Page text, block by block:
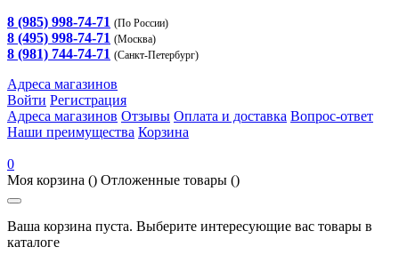
8 (985) 998-74-71 (По России)
8 (495) 998-74-71 (Москва)
8 (981) 744-74-71 (Санкт-Петербург)
Адреса магазинов
Войти Регистрация
Адреса магазинов Отзывы Оплата и доставка Вопрос-ответ
Наши преимущества Корзина
0
Моя корзина () Отложенные товары ()
Ваша корзина пуста. Выберите интересующие вас товары в
каталоге